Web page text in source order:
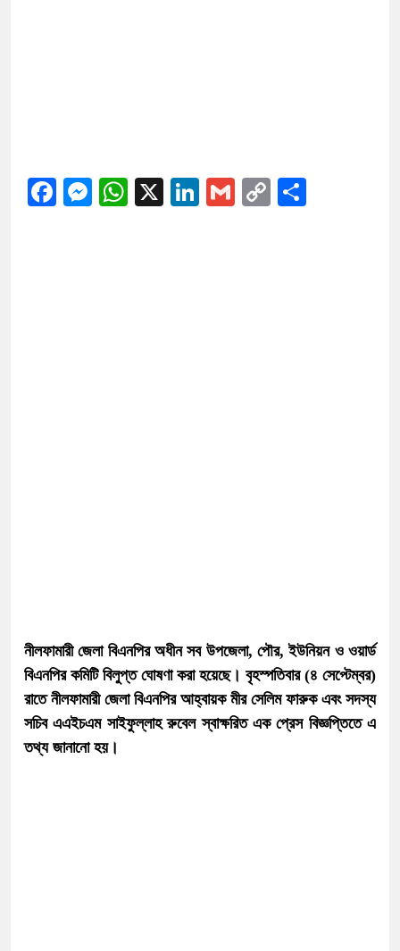
Facebook
Messenger
WhatsApp
X LinkedIn
GmailCopy
নীলফামারী জেলা বিএনপির অধীন সব উপজেলা, পৌর, ইউনিয়ন ও ওয়ার্ড
বিএনপির কমিটি বিলুপ্ত ঘোষণা করা হয়েছে। বৃহস্পতিবার (৪ সেপ্টেম্বর)
রাতে নীলফামারী জেলা বিএনপির আহ্বায়ক মীর সেলিম ফারুক এবং সদস্য
সচিব এএইচএম সাইফুল্লাহ রুবেল স্বাক্ষরিত এক প্রেস বিজ্ঞপ্তিতে এ
তথ্য জানানো হয়।